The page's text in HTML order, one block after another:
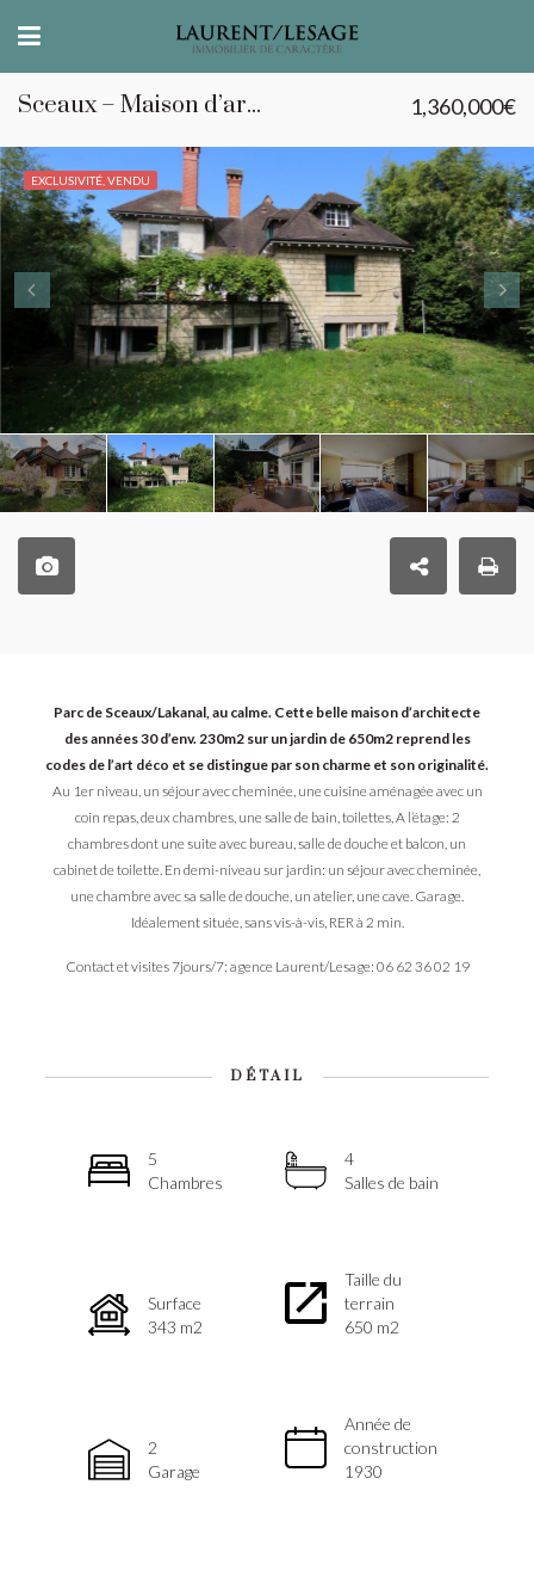
Sceaux – Maison d’architecte des années 30 1,360,000€
EXCLUSIVITÉ, VENDU
Parc de Sceaux/Lakanal, au calme. Cette belle maison d’architecte
des années 30 d’env. 230m2 sur un jardin de 650m2 reprend les
codes de l’art déco et se distingue par son charme et son originalité.
Au 1er niveau, un séjour avec cheminée, une cuisine aménagée avec un
coin repas, deux chambres, une salle de bain, toilettes, A l’étage: 2
chambres dont une suite avec bureau, salle de douche et balcon, un
cabinet de toilette. En demi-niveau sur jardin: un séjour avec cheminée,
une chambre avec sa salle de douche, un atelier, une cave. Garage.
Idéalement située, sans vis-à-vis, RER à 2 min.
Contact et visites 7jours/7: agence Laurent/Lesage: 06 62 36 02 19
DÉTAIL
5
Chambres
4
Salles de bain
Surface
343 m2
Taille du
terrain
650 m2
2
Garage
Année de
construction
1930